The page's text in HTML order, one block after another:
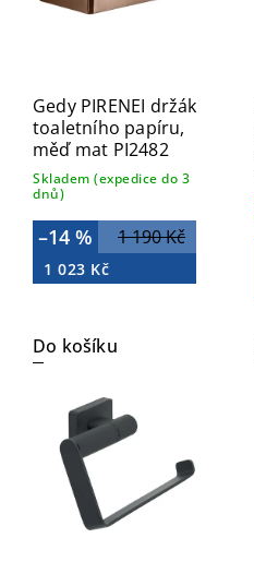
Gedy PIRENEI držák
toaletního papíru,
měď mat PI2482
Skladem (expedice do 3
dnů)
1 190 Kč
–14 %
1 023 Kč
Do košíku